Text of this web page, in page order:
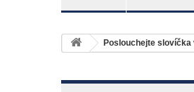
Poslouchejte